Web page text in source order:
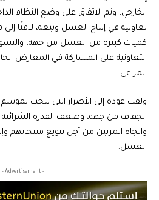
الخارجي، وتم الاتفاق على وضع النظام
تعاونية في إنتاج العسل وبيعه، لافتًا إلى
كميات كبيرة من العسل من جهة،
التعاونية على المشاركة في المعارض
المراعي.
ولفت عودة إلى الأضرار التي نتجت
الجفاف من جهة، وضعف القدرة
واتجاه المربين من أجل تنويع منتجاتهم
العسل.
- Advertisement -